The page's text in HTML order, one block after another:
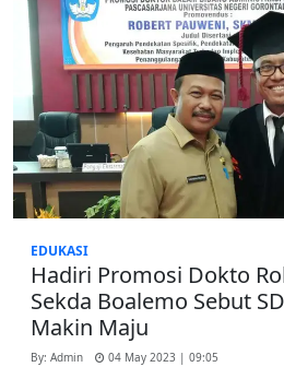
EDUKASI
Hadiri Promosi Dokto
Sekda Boalemo Sebut
Makin Maju
By: Admin 04 May 2023 | 09:05